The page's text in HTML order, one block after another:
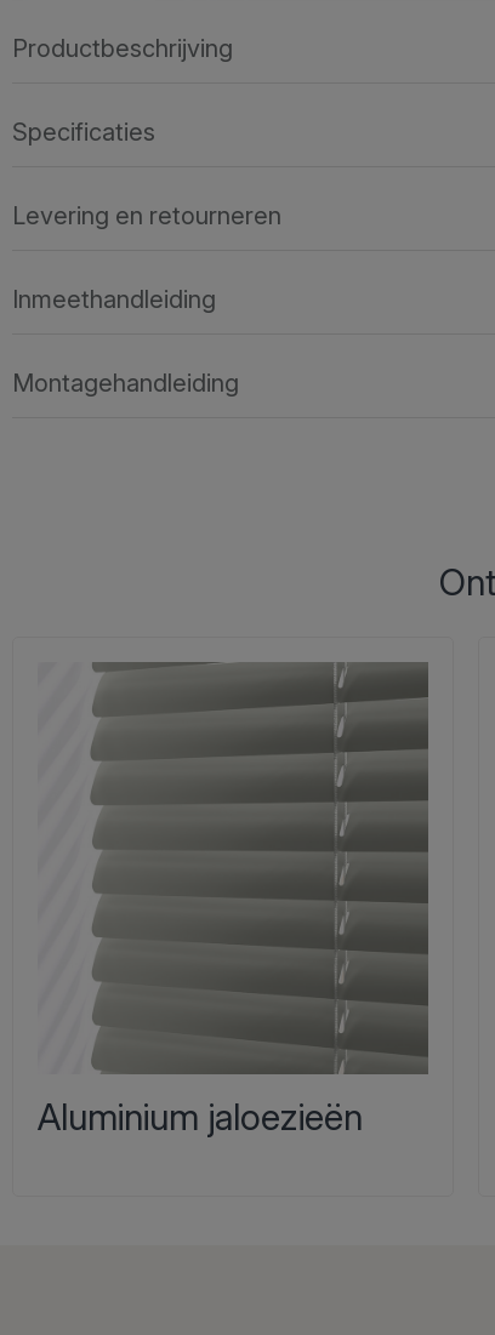
Productbeschrijving
Specificaties
Levering en retourneren
Inmeethandleiding
Montagehandleiding
Aluminium jaloezieën